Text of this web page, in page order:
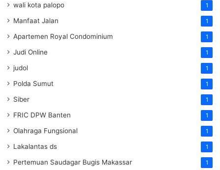
wali kota palopo 1
Manfaat Jalan 1
Apartemen Royal Condominium 1
Judi Online 1
judol 1
Polda Sumut 1
Siber 1
FRIC DPW Banten 1
Olahraga Fungsional 1
Lakalantas ds 1
Pertemuan Saudagar Bugis Makassar 1